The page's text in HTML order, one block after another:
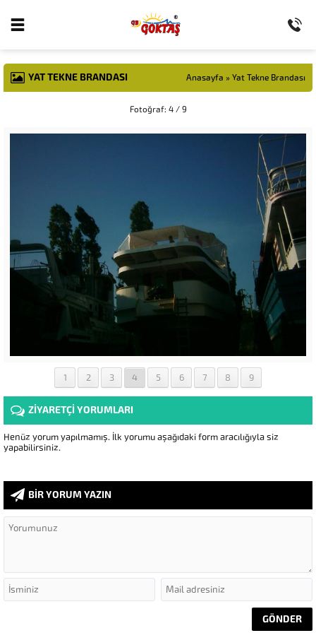
YAT TEKNE BRANDASI Anasayfa » Yat Tekne Brandası
Fotoğraf: 4 / 9
1 2 3 4 5 6 7 8 9
ZİYARETÇİ YORUMLARI
Henüz yorum yapılmamış. İlk yorumu aşağıdaki form aracılığıyla siz
yapabilirsiniz.
BİR YORUM YAZIN